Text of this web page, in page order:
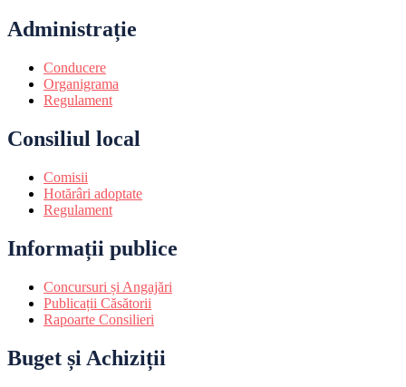
Administrație
Conducere
Organigrama
Regulament
Consiliul local
Comisii
Hotărâri adoptate
Regulament
Informații publice
Concursuri și Angajări
Publicații Căsătorii
Rapoarte Consilieri
Buget și Achiziții